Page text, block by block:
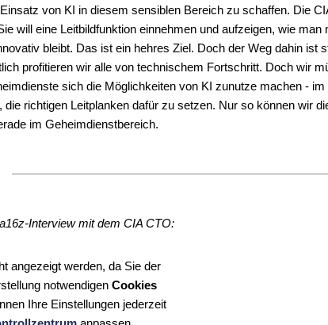
von KI in diesem sensiblen Bereich zu schaffen. Die
will eine Leitbildfunktion einnehmen und aufzeigen, wie man
bleibt. Das ist ein hehres Ziel. Doch der Weg dahin ist
profitieren wir alle von technischem Fortschritt. Doch wir
sich die Möglichkeiten von KI zunutze machen -
richtigen Leitplanken dafür zu setzen. Nur so können wir
im Geheimdienstbereich.
Interview mit dem CIA CTO:
angezeigt werden, da Sie der
notwendigen Cookies
Ihre Einstellungen jederzeit